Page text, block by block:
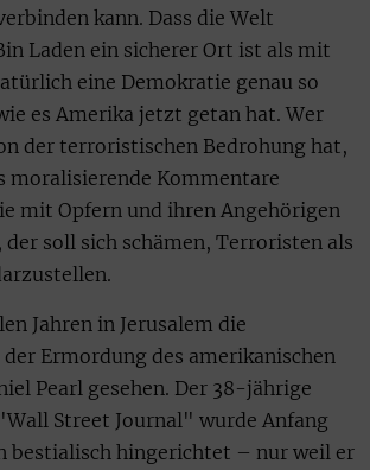
kann. Dass die Welt
Laden ein sicherer Ort ist als mit
eine Demokratie genau so
es Amerika jetzt getan hat. Wer
der terroristischen Bedrohung hat,
moralisierende Kommentare
mit Opfern und ihren Angehörigen
der soll sich schämen, Terroristen als
Jahren in Jerusalem die
Ermordung des amerikanischen
Pearl gesehen. Der 38-jährige
Street Journal" wurde Anfang
bestialisch hingerichtet – nur weil er